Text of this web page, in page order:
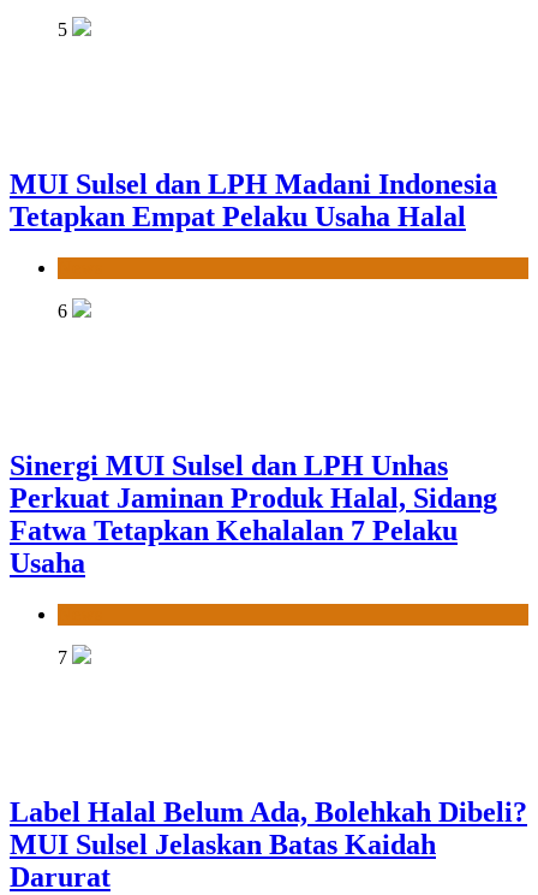
5
MUI Sulsel dan LPH Madani Indonesia
Tetapkan Empat Pelaku Usaha Halal
6
Sinergi MUI Sulsel dan LPH Unhas
Perkuat Jaminan Produk Halal, Sidang
Fatwa Tetapkan Kehalalan 7 Pelaku
Usaha
7
Label Halal Belum Ada, Bolehkah Dibeli?
MUI Sulsel Jelaskan Batas Kaidah
Darurat